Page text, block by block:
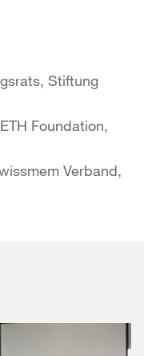
Stiftung
Foundation,
Verband,